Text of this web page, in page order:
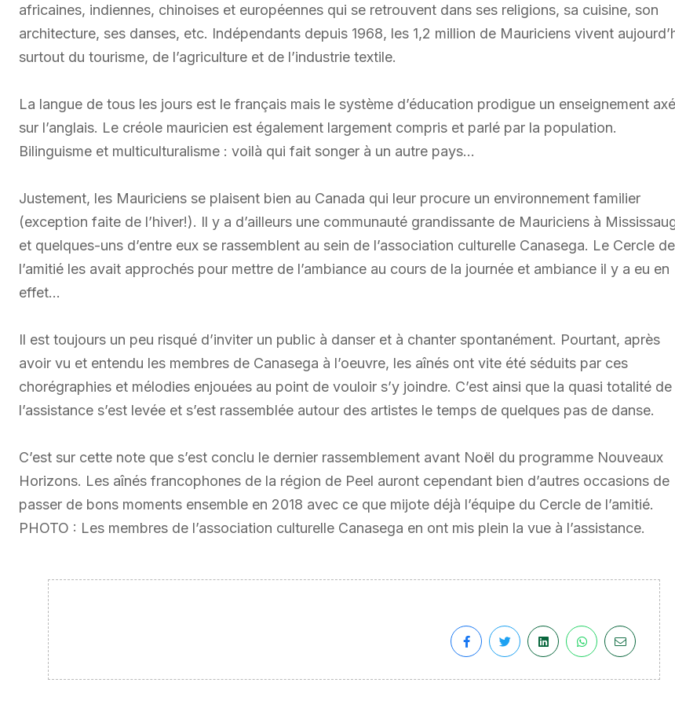
africaines, indiennes, chinoises et européennes qui se retrouvent dans ses religions, sa cuisine, son
architecture, ses danses, etc. Indépendants depuis 1968, les 1,2 million de Mauriciens vivent
surtout du tourisme, de l’agriculture et de l’industrie textile.
La langue de tous les jours est le français mais le système d’éducation prodigue un enseignement axé
sur l’anglais. Le créole mauricien est également largement compris et parlé par la population.
Bilinguisme et multiculturalisme : voilà qui fait songer à un autre pays…
Justement, les Mauriciens se plaisent bien au Canada qui leur procure un environnement familier
(exception faite de l’hiver!). Il y a d’ailleurs une communauté grandissante de Mauriciens à
et quelques-uns d’entre eux se rassemblent au sein de l’association culturelle Canasega. Le Cercle de
l’amitié les avait approchés pour mettre de l’ambiance au cours de la journée et ambiance il y a eu en
effet…
Il est toujours un peu risqué d’inviter un public à danser et à chanter spontanément. Pourtant, après
avoir vu et entendu les membres de Canasega à l’oeuvre, les aînés ont vite été séduits par ces
chorégraphies et mélodies enjouées au point de vouloir s’y joindre. C’est ainsi que la quasi totalité de
l’assistance s’est levée et s’est rassemblée autour des artistes le temps de quelques pas de danse.
C’est sur cette note que s’est conclu le dernier rassemblement avant Noël du programme Nouveaux
Horizons. Les aînés francophones de la région de Peel auront cependant bien d’autres occasions de
passer de bons moments ensemble en 2018 avec ce que mijote déjà l’équipe du Cercle de l’amitié.
PHOTO : Les membres de l’association culturelle Canasega en ont mis plein la vue à l’assistance.